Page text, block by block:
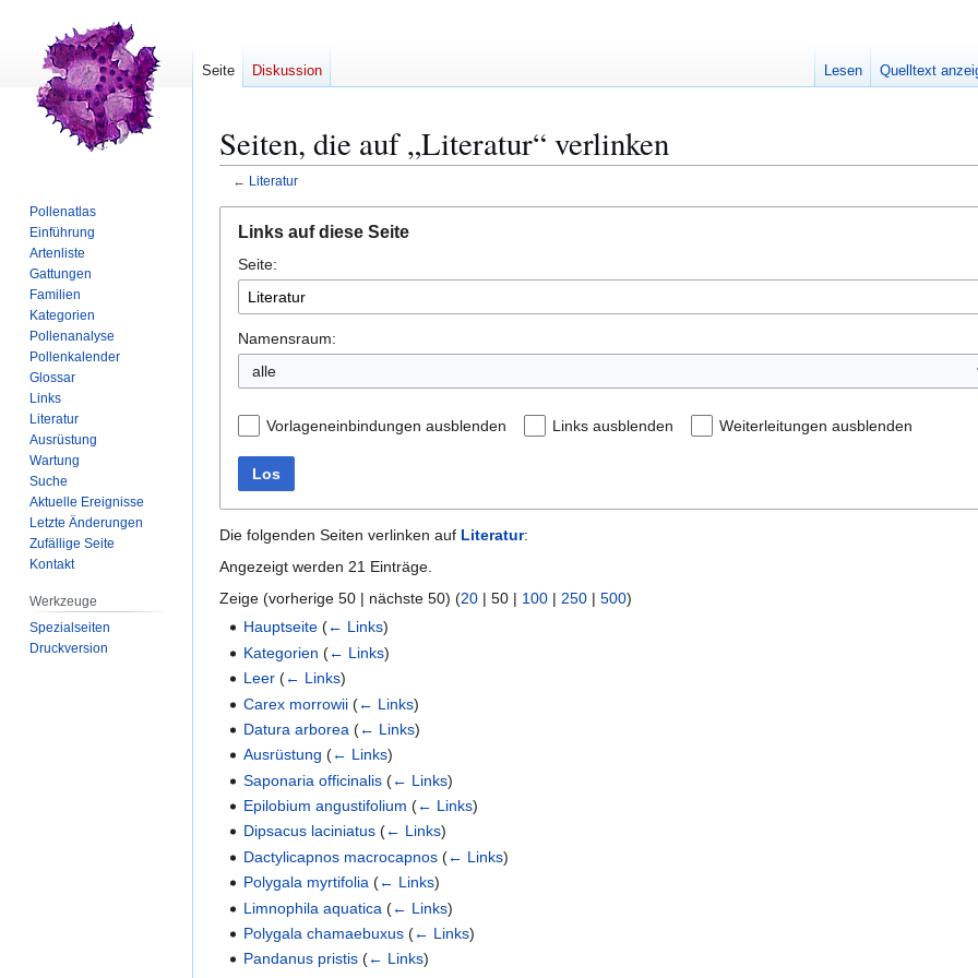
Seiten, die auf „Literatur“ verlinken
← Literatur
Navigation
springen
Suche
springen
Links auf diese Seite
Seite:
Namensraum:
alle
Vorlageneinbindungen ausblenden Links ausblenden Weiterleitungen ausblenden
Los
Die folgenden Seiten verlinken auf Literatur:
Angezeigt werden 21 Einträge.
Zeige (vorherige 50 | nächste 50) (20 | 50 | 100 | 250 | 500)
Hauptseite (← Links)
Kategorien (← Links)
Leer (← Links)
Carex morrowii (← Links)
Datura arborea (← Links)
Ausrüstung (← Links)
Saponaria officinalis (← Links)
Epilobium angustifolium (← Links)
Dipsacus laciniatus (← Links)
Dactylicapnos macrocapnos (← Links)
Polygala myrtifolia (← Links)
Limnophila aquatica (← Links)
Polygala chamaebuxus (← Links)
Pandanus pristis (← Links)
Seite Diskussion Lesen Quelltext
Pollenatlas
Einführung
Artenliste
Gattungen
Familien
Kategorien
Pollenanalyse
Pollenkalender
Glossar
Links
Literatur
Ausrüstung
Wartung
Suche
Aktuelle Ereignisse
Letzte Änderungen
Zufällige Seite
Kontakt
Werkzeuge
Spezialseiten
Druckversion